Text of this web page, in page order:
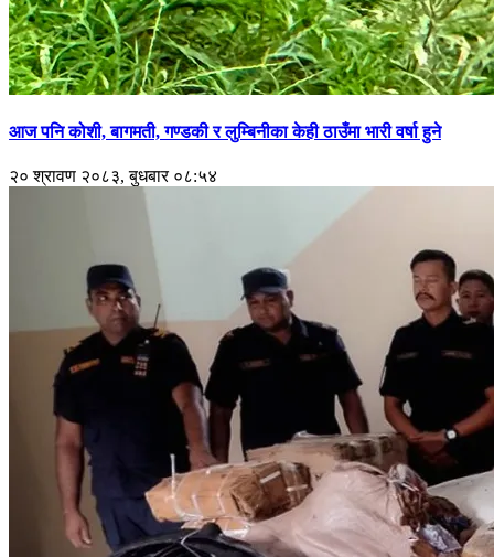
आज पनि कोशी, बागमती, गण्डकी र लुम्बिनीका केही ठाउँमा भारी वर्षा हुने
२० श्रावण २०८३, बुधबार ०८:५४